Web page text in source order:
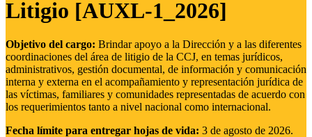
Litigio [AUXL-1_2026]
Objetivo del cargo: Brindar apoyo a la Dirección y a las diferentes
coordinaciones del área de litigio de la CCJ, en temas jurídicos,
administrativos, gestión documental, de información y comunicación
interna y externa en el acompañamiento y representación jurídica de
las víctimas, familiares y comunidades representadas de acuerdo con
los requerimientos tanto a nivel nacional como internacional.
Fecha límite para entregar hojas de vida: 3 de agosto de 2026.